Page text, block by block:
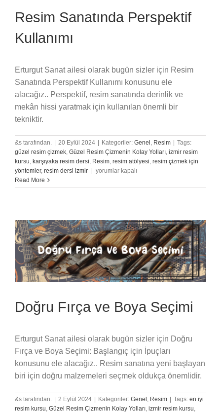
Resim Sanatında Perspektif
Kullanımı
Erturgut Sanat ailesi olarak bugün sizler için Resim
Sanatında Perspektif Kullanımı konusunu ele
alacağız.. Perspektif, resim sanatında derinlik ve
mekân hissi yaratmak için kullanılan önemli bir
tekniktir.
&s tarafından. 20 Eylül 2024 Kategoriler: Genel , Resim
Tags:
güzel resim çizmek, Güzel Resim Çizmenin Kolay Yolları, izmir resim
kursu, karşıyaka resim dersi, Resim, resim atölyesi, resim çizmek için
yöntemler, resim dersi izmir
Resim
Perspektif
yorumlar kapalı
Read More
Doğru Fırça ve Boya Seçimi
Erturgut Sanat ailesi olarak bugün sizler için Doğru
Fırça ve Boya Seçimi: Başlangıç için İpuçları
konusunu ele alacağız.. Resim sanatına yeni başlayan
biri için doğru malzemeleri seçmek oldukça önemlidir.
&s tarafından. 2 Eylül 2024 Kategoriler: Genel , Resim Tags: en iyi
resim kursu, Güzel Resim Çizmenin Kolay Yolları, izmir resim kursu,